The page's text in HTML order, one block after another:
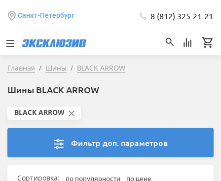
Санкт-Петербург 8 (812) 325-21-21
Главная Шины BLACK ARROW
Шины BLACK ARROW
BLACK ARROW
Фильтр доп. параметров
Сортировка: по популярности по цене